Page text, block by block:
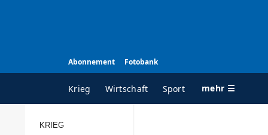
Abonnement Fotobank
Krieg Wirtschaft Sport mehr ☰
KRIEG